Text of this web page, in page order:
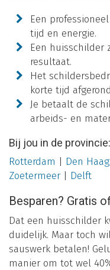
Een
tijd en energie.
Een huisschilder
resultaat.
Het
korte tijd
Je betaalt de
arbeids- en
Bij jou in de provincie:
Rotterdam Den Haag
Zoetermeer| Delft
Besparen? Gratis
Dat een huisschilder
duidelijk. Maar toch
sauswerk betalen!
manier om tot wel